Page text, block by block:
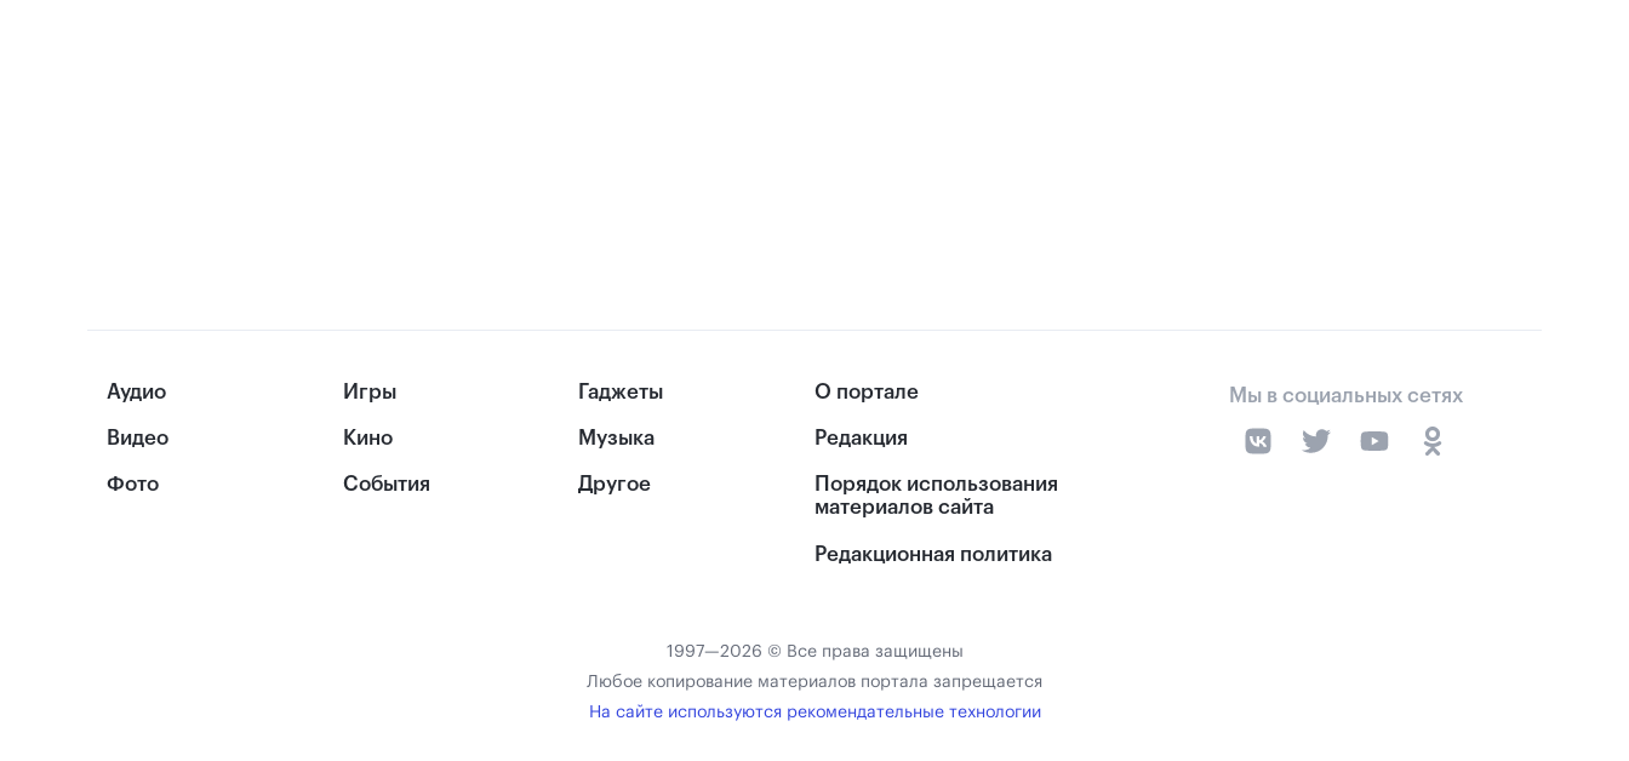
Аудио
Видео
Фото
Игры
Кино
События
Гаджеты
Музыка
Другое
О портале
Редакция
Порядок использования
материалов сайта
Редакционная политика
Мы в социальных сетях
1997—2026 © Все права защищены
Любое копирование материалов портала запрещается
На сайте используются рекомендательные технологии